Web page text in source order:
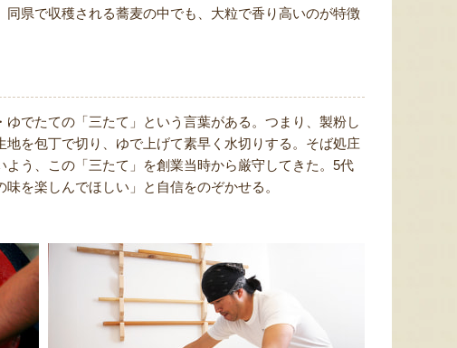
県で収穫される蕎麦の中でも、大粒で香り高いのが特徴
でたての「三たて」という言葉がある。つまり、製粉し
を包丁で切り、ゆで上げて素早く水切りする。そば処庄
う、この「三たて」を創業当時から厳守してきた。5代
を楽しんでほしい」と自信をのぞかせる。